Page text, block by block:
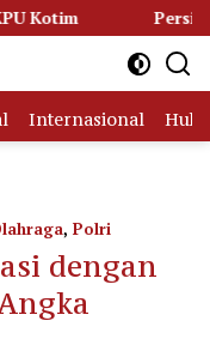
Memanas,
Internasional
, Polri
dengan